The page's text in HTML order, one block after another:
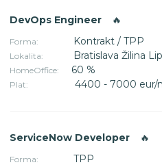
DevOps Engineer 🔥
Forma: Kontrakt / TPP
Lokalita: Bratislava Žilina
HomeOffice: 60 %
Plat: 4400 - 7000 eur/
ServiceNow Developer 🔥
Forma: TPP